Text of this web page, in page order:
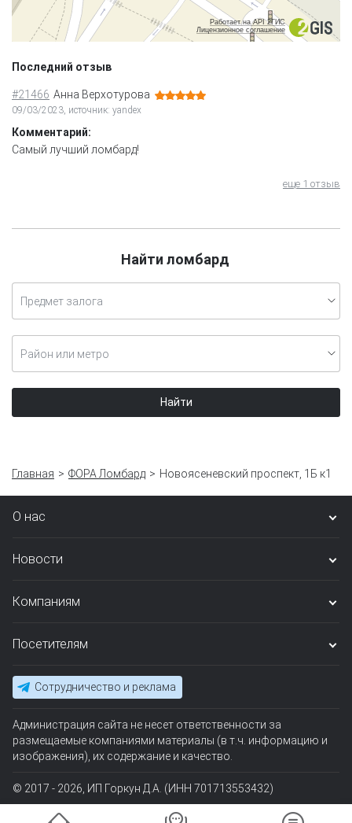
Работает на API 2ГИС
Лицензионное соглашение
Последний отзыв
#21466 Анна Верхотурова
09/03/2023, источник: yandex
Комментарий:
Самый лучший ломбард!
еще 1 отзыв
Найти ломбард
Предмет залога
Район или метро
Найти
Главная ФОРА Ломбард Новоясеневский проспект, 1Б к1
О нас
Новости
Компаниям
Посетителям
Сотрудничество и реклама
Администрация сайта не несет ответственности за
размещаемые компаниями материалы (в т.ч. информацию и
изображения), их содержание и качество.
© 2017 - 2026, ИП Горкун Д.А. (ИНН 701713553432)